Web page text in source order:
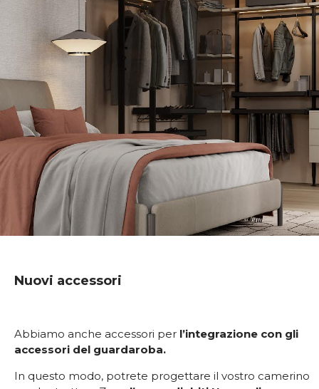
Nuovi accessori
Abbiamo anche accessori per l’integrazione con gli
accessori del guardaroba.
In questo modo, potrete progettare il vostro camerino